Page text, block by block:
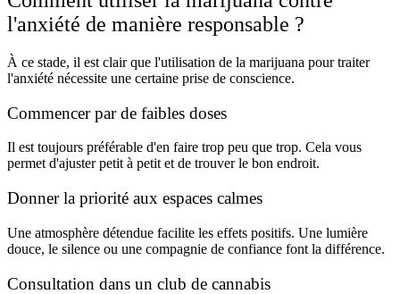
l'anxiété de manière responsable ?
À ce stade, il est clair que l'utilisation de la marijuana pour traiter
l'anxiété nécessite une certaine prise de conscience.
Commencer par de faibles doses
Il est toujours préférable d'en faire trop peu que trop. Cela vous
permet d'ajuster petit à petit et de trouver le bon endroit.
Donner la priorité aux espaces calmes
Une atmosphère détendue facilite les effets positifs. Une lumière
douce, le silence ou une compagnie de confiance font la différence.
Consultation dans un club de cannabis